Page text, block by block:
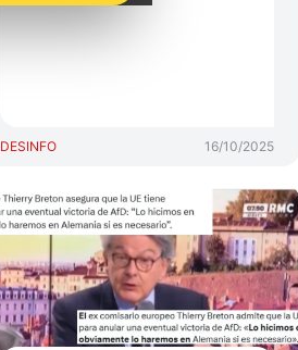
DESINFO 16/10/2025